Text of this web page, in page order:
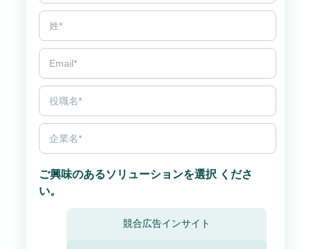
ご興味のあるソリューションを選択 くださ
い。
競合広告インサイト